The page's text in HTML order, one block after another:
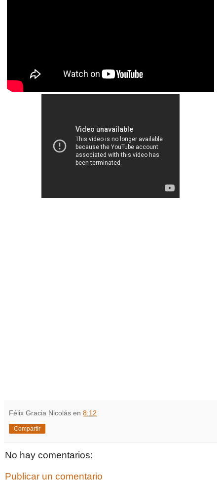
Félix Gracia Nicolás en 8:12
Compartir
No hay comentarios:
Publicar un comentario